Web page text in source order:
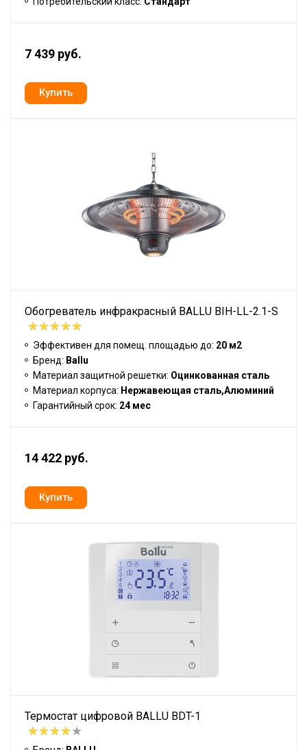
7 439 руб.
Обогреватель инфракрасный BALLU BIH-LL-2.1-S
Эффективен для помещ. площадью до: 20 м2
Бренд: Ballu
Материал защитной решетки: Оцинкованная сталь
Материал корпуса: Нержавеющая сталь,Алюминий
Гарантийный срок: 24 мес
14 422 руб.
Термостат цифровой BALLU BDT-1